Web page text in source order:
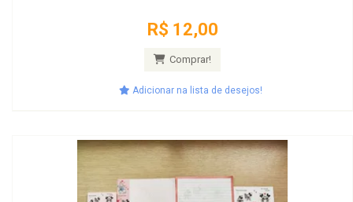
R$ 12,00
Comprar!
Adicionar na lista de desejos!